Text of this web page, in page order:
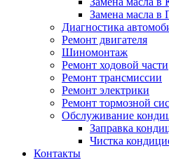
Замена масла в
Диагностика
Ремонт двигателя
Шиномонтаж
Ремонт ходовой части
Ремонт трансмиссии
Ремонт электрики
Ремонт тормозной
Обслуживание
Заправка
Чистка
Контакты